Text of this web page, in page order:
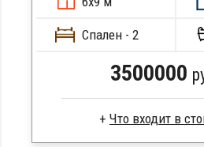
Метизы, саморезы, гвозди
Сборка на березовые
Металлические сваи 108
ПОДРОБНЕЕ
Спален - 2
3500000